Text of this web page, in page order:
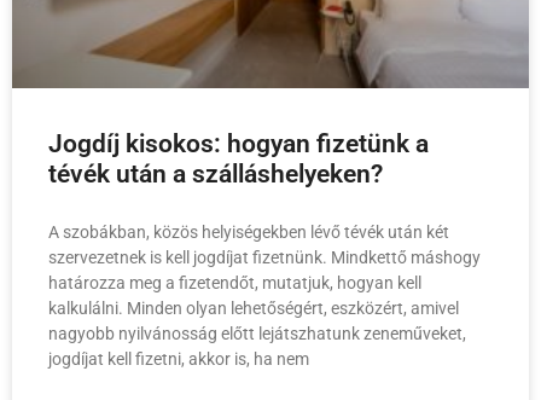
Jogdíj kisokos: hogyan fizetünk a
tévék után a szálláshelyeken?
A szobákban, közös helyiségekben lévő tévék után két
szervezetnek is kell jogdíjat fizetnünk. Mindkettő máshogy
határozza meg a fizetendőt, mutatjuk, hogyan kell
kalkulálni. Minden olyan lehetőségért, eszközért, amivel
nagyobb nyilvánosság előtt lejátszhatunk zeneműveket,
jogdíjat kell fizetni, akkor is, ha nem